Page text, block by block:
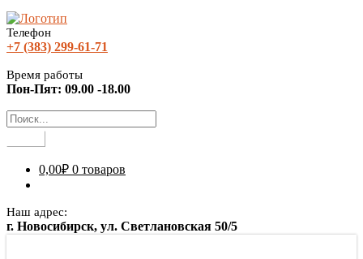
Телефон
+7 (383) 299-61-71
Время работы
Пон-Пят: 09.00 -18.00
0,00₽ 0 товаров
Наш адрес:
г. Новосибирск, ул. Светлановская 50/5